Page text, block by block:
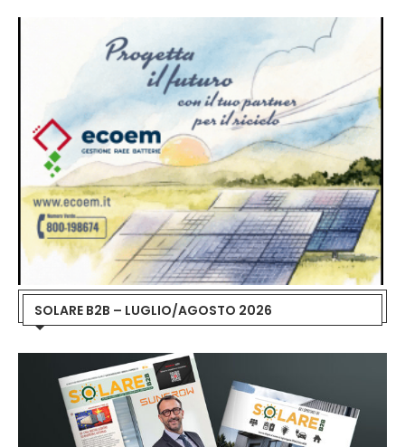
SOLARE B2B – LUGLIO/AGOSTO 2026